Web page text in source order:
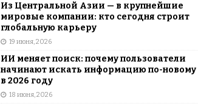
Из Центральной Азии — в крупнейшие
мировые компании: кто сегодня строит
глобальную карьеру
19 июня, 2026
ИИ меняет поиск: почему пользователи
начинают искать информацию по-новому
в 2026 году
18 июня, 2026